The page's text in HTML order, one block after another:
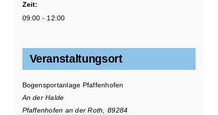
Zeit:
09:00 - 12:00
Veranstaltungsort
Bogensportanlage Pfaffenhofen
An der Halde
Pfaffenhofen an der Roth
89284